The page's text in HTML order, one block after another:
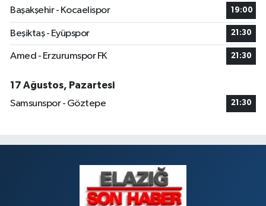
Başakşehir - Kocaelispor
19:00
Beşiktaş - Eyüpspor 21:30
Amed - Erzurumspor FK 21:30
17 Ağustos, Pazartesi
Samsunspor - Göztepe
21:30